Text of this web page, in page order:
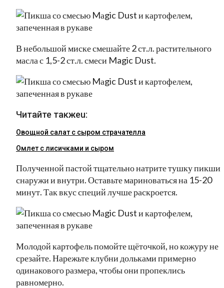
В небольшой миске смешайте 2 ст.л. растительного
масла с 1,5-2 ст.л. смеси Magic Dust.
Читайте такжеu:
Овощной салат с сыром страчателла
Омлет с лисичками и сыром
Полученной пастой тщательно натрите тушку пикши
снаружи и внутри. Оставьте мариноваться на 15-20
минут. Так вкус специй лучше раскроется.
Молодой картофель помойте щёточкой, но кожуру не
срезайте. Нарежьте клубни дольками примерно
одинакового размера, чтобы они пропеклись
равномерно.